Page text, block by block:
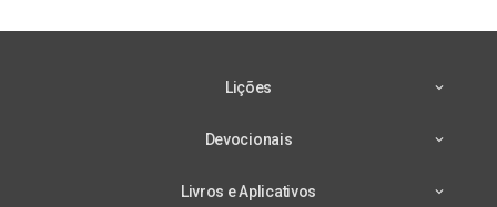
Lições
Devocionais
Livros e Aplicativos